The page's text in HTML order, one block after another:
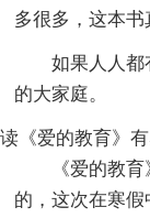
多很多，这本书
如果人人
的大家庭。
读《爱的教育》
《爱的教
的，这次在寒